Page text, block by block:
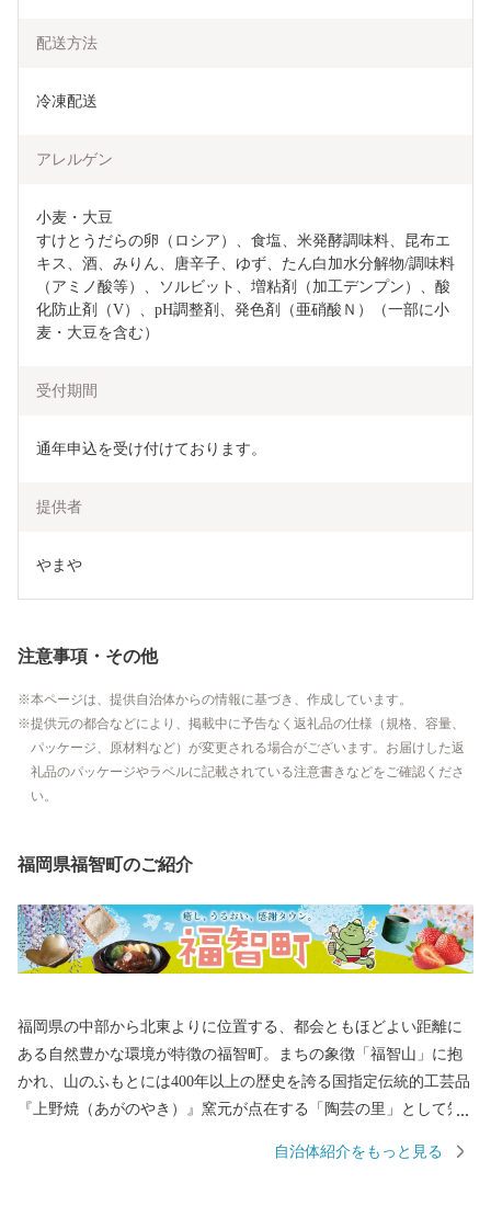
配送方法
冷凍配送
アレルゲン
小麦・大豆
すけとうだらの卵（ロシア）、食塩、米発酵調味料、昆布エ
キス、酒、みりん、唐辛子、ゆず、たん白加水分解物/調味料
（アミノ酸等）、ソルビット、増粘剤（加工デンプン）、酸
化防止剤（V）、pH調整剤、発色剤（亜硝酸Ｎ）（一部に小
麦・大豆を含む）
受付期間
通年申込を受け付けております。
提供者
やまや
注意事項・その他
本ページは、提供自治体からの情報に基づき、作成しています。
提供元の都合などにより、掲載中に予告なく返礼品の仕様（規格、容量、
パッケージ、原材料など）が変更される場合がございます。お届けした返
礼品のパッケージやラベルに記載されている注意書きなどをご確認くださ
い。
福岡県福智町のご紹介
福岡県の中部から北東よりに位置する、都会ともほどよい距離に
ある自然豊かな環境が特徴の福智町。まちの象徴「福智山」に抱
かれ、山のふもとには400年以上の歴史を誇る国指定伝統的工芸品
『上野焼（あがのやき）』窯元が点在する「陶芸の里」として知
かりの古刹「興国寺」、宮本武蔵ゆかりの「常立寺」などが点
自治体紹介をもっと見る